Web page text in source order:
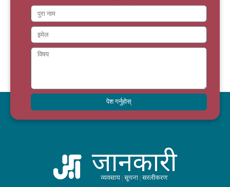
पेश गर्नुहोस्